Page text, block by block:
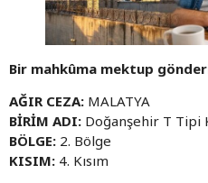
Bir mahkûma mektup
AĞIR CEZA: MALATYA
BİRİM ADI: Doğanşehir T Tipi
BÖLGE: 2. Bölge
KISIM: 4. Kısım